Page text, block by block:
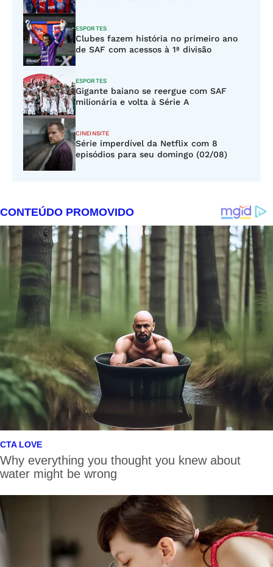
ESPORTES
Clubes fazem história no primeiro ano
de SAF com acessos à 1ª divisão
ESPORTES
Gigante baiano se reergue com SAF
milionária e volta à Série A
CINEINSITE
Série imperdível da Netflix com 8
episódios para seu domingo (02/08)